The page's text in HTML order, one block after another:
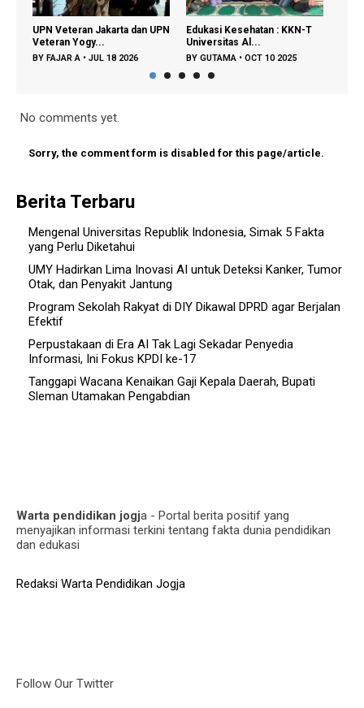
UPN Veteran Jakarta dan UPN
Veteran Yogy...
BY FAJAR A • JUL 18 2026
Edukasi Kesehatan : KKN-T
Universitas Al...
BY GUTAMA • OCT 10 2025
No comments yet.
Sorry, the comment form is disabled for this page/article.
Berita Terbaru
Mengenal Universitas Republik Indonesia, Simak 5 Fakta
yang Perlu Diketahui
UMY Hadirkan Lima Inovasi AI untuk Deteksi Kanker, Tumor
Otak, dan Penyakit Jantung
Program Sekolah Rakyat di DIY Dikawal DPRD agar Berjalan
Efektif
Perpustakaan di Era AI Tak Lagi Sekadar Penyedia
Informasi, Ini Fokus KPDI ke-17
Tanggapi Wacana Kenaikan Gaji Kepala Daerah, Bupati
Sleman Utamakan Pengabdian
Warta pendidikan jogja - Portal berita positif yang
menyajikan informasi terkini tentang fakta dunia pendidikan
dan edukasi
Redaksi Warta Pendidikan Jogja
Follow Our Twitter